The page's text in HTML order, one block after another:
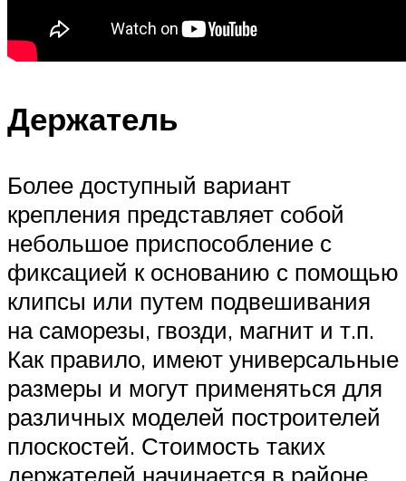
Держатель
Более доступный вариант
крепления представляет собой
небольшое приспособление с
фиксацией к основанию с помощью
клипсы или путем подвешивания
на саморезы, гвозди, магнит и т.п.
Как правило, имеют универсальные
размеры и могут применяться для
различных моделей построителей
плоскостей. Стоимость таких
держателей начинается в районе